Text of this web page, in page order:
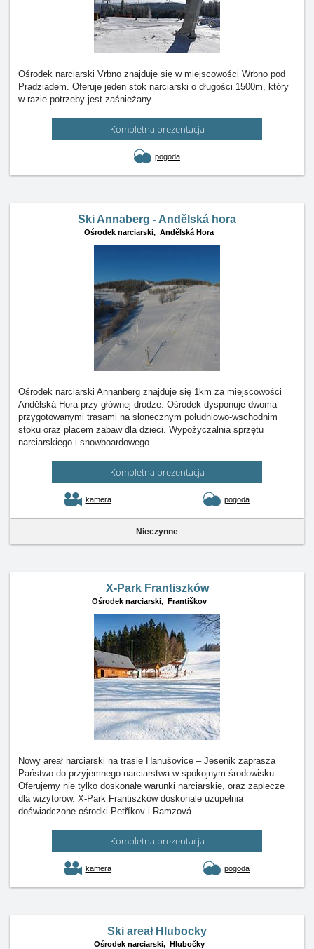
Ośrodek narciarski Vrbno znajduje się w miejscowości Wrbno pod
Pradziadem. Oferuje jeden stok narciarski o długości 1500m, który
w razie potrzeby jest zaśnieżany.
Kompletna prezentacja
pogoda
Ski Annaberg - Andělská hora
Ośrodek narciarski, Andělská Hora
Ośrodek narciarski Annanberg znajduje się 1km za miejscowości
Andělská Hora przy głównej drodze. Ośrodek dysponuje dwoma
przygotowanymi trasami na słonecznym południowo-wschodnim
stoku oraz placem zabaw dla dzieci. Wypożyczalnia sprzętu
narciarskiego i snowboardowego
Kompletna prezentacja
kamera pogoda
Nieczynne
X-Park Frantiszków
Ośrodek narciarski, Františkov
Nowy areał narciarski na trasie Hanušovice – Jesenik zaprasza
Państwo do przyjemnego narciarstwa w spokojnym środowisku.
Oferujemy nie tylko doskonałe warunki narciarskie, oraz zaplecze
dla wizytorów. X-Park Frantiszków doskonale uzupełnia
doświadczone ośrodki Petříkov i Ramzová
Kompletna prezentacja
kamera pogoda
Ski areał Hlubocky
Ośrodek narciarski, Hlubočky